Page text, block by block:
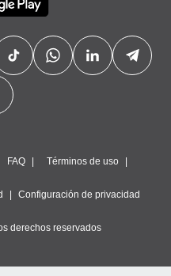
FAQ Términos de uso
Configuración de privacidad
derechos reservados